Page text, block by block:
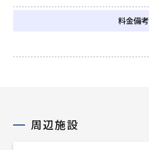
料金備考
周辺施設